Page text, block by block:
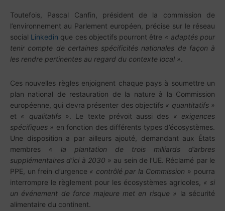
Toutefois, Pascal Canfin, président de la commission de
l’environnement au Parlement européen, précise sur le réseau
social Linkedin que ces objectifs pourront être « adaptés pour
tenir compte de certaines spécificités nationales de façon à
les rendre pertinentes au regard du contexte local ».
Ces nouvelles règles enjoignent chaque pays à soumettre un
plan national de restauration de la nature à la Commission
européenne, qui devra présenter des objectifs « quantitatifs »
et « qualitatifs ». Le texte prévoit aussi des « exigences
spécifiques » en fonction des différents types d’écosystèmes.
Une disposition a par ailleurs ajouté, demandant aux États
membres « la plantation de trois milliards d’arbres
supplémentaires d’ici à 2030 » au sein de l’UE. Réclamé par le
PPE, un frein d’urgence « contrôlé par la Commission » pourra
interrompre le règlement pour les écosystèmes agricoles, « si
un événement de force majeure met en risque » la sécurité
alimentaire du continent.